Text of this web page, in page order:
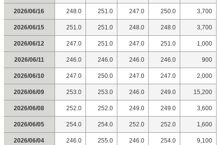
2026/06/16 248.0 251.0 247.0 250.0 3,700
2026/06/15 251.0 251.0 248.0 248.0 3,700
2026/06/12 247.0 251.0 247.0 251.0 1,000
2026/06/11 246.0 246.0 246.0 246.0 900
2026/06/10 247.0 250.0 247.0 247.0 2,000
2026/06/09 253.0 253.0 246.0 249.0 15,200
2026/06/08 252.0 252.0 249.0 249.0 3,600
2026/06/05 254.0 254.0 252.0 252.0 1,600
2026/06/04 246.0 255.0 246.0 254.0 9,100